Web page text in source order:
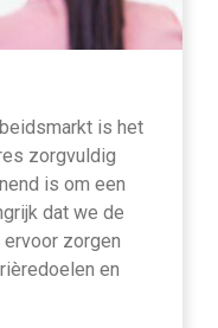
is het
zorgvuldig
is om een
dat we de
zorgen
en